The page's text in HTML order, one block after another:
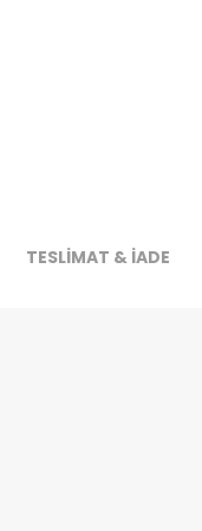
TESLİMAT & İADE